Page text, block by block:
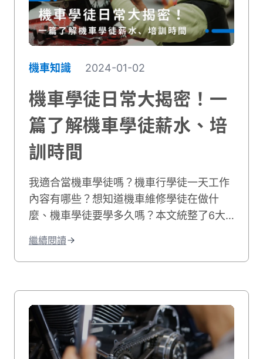
機車知識 2024-01-02
機車學徒日常大揭密！一
篇了解機車學徒薪水、培
訓時間
我適合當機車學徒嗎？機車行學徒一天工作
內容有哪些？想知道機車維修學徒在做什
麼、機車學徒要學多久嗎？本文統整了6大
機車學徒薪水，最後也附上相關職缺給想學
修機車的你！
繼續閱讀